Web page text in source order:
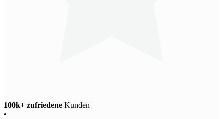
100k+ zufriedene Kunden
•